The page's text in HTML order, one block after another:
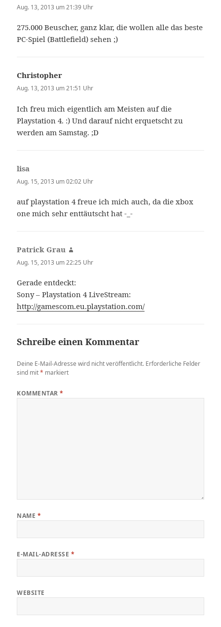
Aug. 13, 2013 um 21:39 Uhr
275.000 Beuscher, ganz klar, die wollen alle das beste
PC-Spiel (Battlefield) sehen ;)
Christopher
Aug. 13, 2013 um 21:51 Uhr
Ich freu mich eigentlich am Meisten auf die
Playstation 4. :) Und darauf nicht erquetscht zu
werden am Samstag. ;D
lisa
Aug. 15, 2013 um 02:02 Uhr
auf playstation 4 freue ich mich auch, da die xbox
one mich sehr enttäutscht hat -_-
Patrick Grau
Aug. 15, 2013 um 22:25 Uhr
Gerade entdeckt:
Sony – Playstation 4 LiveStream:
http://gamescom.eu.playstation.com/
Schreibe einen Kommentar
Deine E-Mail-Adresse wird nicht veröffentlicht. Erforderliche Felder
sind mit* markiert
KOMMENTAR*
NAME *
E-MAIL-ADRESSE *
WEBSITE